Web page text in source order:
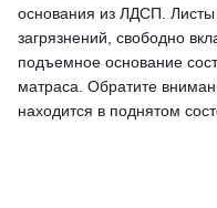
основания из ЛДСП.
загрязнений, свободно
подъемное основание
матраса. Обратите
находится в поднятом